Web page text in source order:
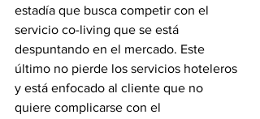
estadía que busca competir con el
servicio co-living que se está
despuntando en el mercado. Este
último no pierde los servicios hoteleros
y está enfocado al cliente que no
quiere complicarse con el